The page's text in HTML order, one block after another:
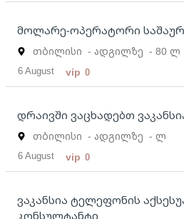
მოლარე-ოპერატორი
თბილისი - ადგილზე - 80 ლ
6 August vip 0
დრაივში ვაცხადებთ
თბილისი - ადგილზე - ლ
6 August vip 0
ვაკანსია ტელეფონის
კონსულტანტი